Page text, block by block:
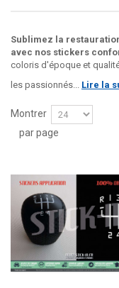
Sublimez la
avec nos stickers
coloris d'époque et
les passionnés... Lire la
Montrer
par page